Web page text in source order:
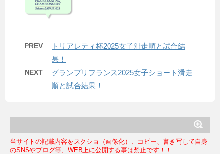
PREV
トリアレティ杯2025女子滑走順と試合結
果！
NEXT
グランプリフランス2025女子ショート滑走
順と試合結果！
当サイトの記載内容をスクショ（画像化）、コピー、書き写して自身
のSNSやブログ等、WEB上に公開する事は禁止です！！